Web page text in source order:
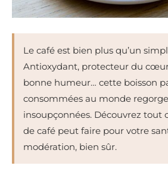
Le café est bien plus qu’un
Antioxydant, protecteur du
bonne humeur… cette boisson
consommées au monde
insoupçonnées. Découvrez tout
de café peut faire pour votre
modération, bien sûr.